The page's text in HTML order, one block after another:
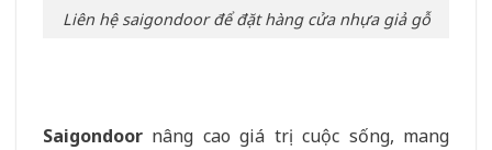
Liên hệ saigondoor để đặt hàng cửa nhựa giả gỗ
Saigondoor nâng cao giá trị cuộc sống, mang